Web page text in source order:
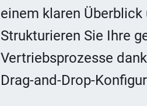
einem klaren
Strukturieren Sie Ihre
Vertriebsprozesse
Drag-and-Drop-